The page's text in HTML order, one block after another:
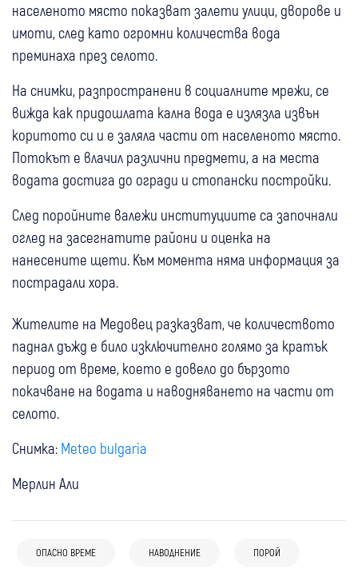
населеното място показват залети улици, дворове и
имоти, след като огромни количества вода
преминаха през селото.
На снимки, разпространени в социалните мрежи, се
вижда как придошлата кална вода е излязла извън
коритото си и е заляла части от населеното място.
Потокът е влачил различни предмети, а на места
водата достига до огради и стопански постройки.
След поройните валежи институциите са започнали
оглед на засегнатите райони и оценка на
нанесените щети. Към момента няма информация за
пострадали хора.
Жителите на Медовец разказват, че количеството
паднал дъжд е било изключително голямо за кратък
период от време, което е довело до бързото
покачване на водата и наводняването на части от
селото.
Снимка: Meteo bulgaria
Мерлин Али
ОПАСНО ВРЕМЕ НАВОДНЕНИЕ ПОРОЙ
Опасни горещини: Оранжев код за
областите Кюстендил, Благоевград и
още шест области
Внимание: Жълт код за горещини в почти
Жълт код за опасно високи температури
Дупница 03 авг